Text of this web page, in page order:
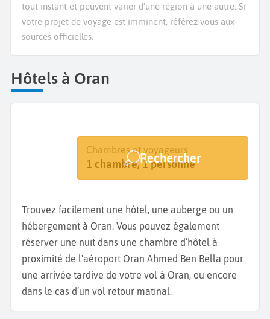
tout instant et peuvent varier d’une région à une autre. Si
votre projet de voyage est imminent, référez vous aux
sources officielles.
Hôtels à Oran
Destination
Oran
Dates
Dates de votre séjour
Chambres et voyageurs
1 chambre, 1 personne
Rechercher
Trouvez facilement une hôtel, une auberge ou un
hébergement à Oran. Vous pouvez également
réserver une nuit dans une chambre d’hôtel à
proximité de l'aéroport Oran Ahmed Ben Bella pour
une arrivée tardive de votre vol à Oran, ou encore
dans le cas d’un vol retour matinal.